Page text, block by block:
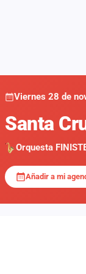
Viernes 28 de
Santa
Orquesta
Añadir a mi